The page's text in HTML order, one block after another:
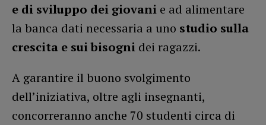
e di sviluppo dei giovani e ad alimentare
la banca dati necessaria a uno studio sulla
crescita e sui bisogni dei ragazzi.
A garantire il buono svolgimento
dell’iniziativa, oltre agli insegnanti,
concorreranno anche 70 studenti circa di